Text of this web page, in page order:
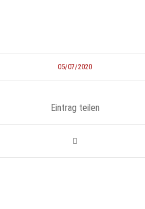
05/07/2020
Eintrag teilen